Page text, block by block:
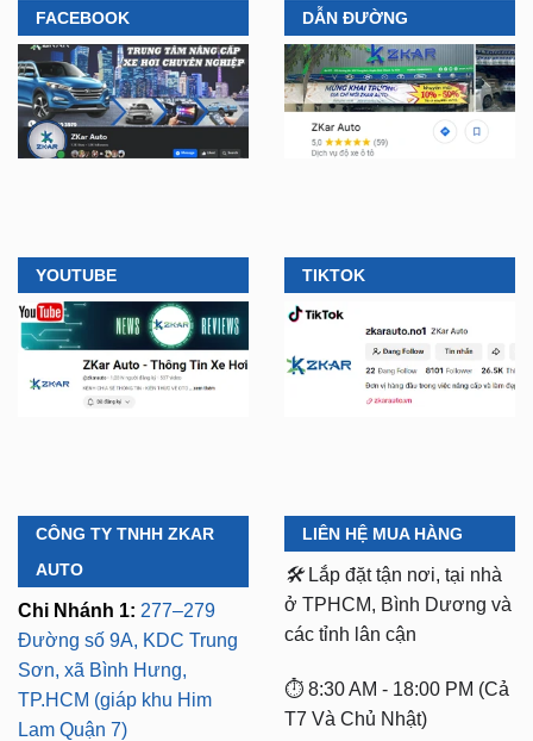
FACEBOOK DẪN ĐƯỜNG
YOUTUBE TIKTOK
CÔNG TY TNHH ZKAR
AUTO
Chi Nhánh 1: 277–279
Đường số 9A, KDC Trung
Sơn, xã Bình Hưng,
TP.HCM (giáp khu Him
Lam Quận 7)
LIÊN HỆ MUA HÀNG
🛠️ Lắp đặt tận nơi, tại nhà
ở TPHCM, Bình Dương và
các tỉnh lân cận
⏱️ 8:30 AM - 18:00 PM (Cả
T7 Và Chủ Nhật)